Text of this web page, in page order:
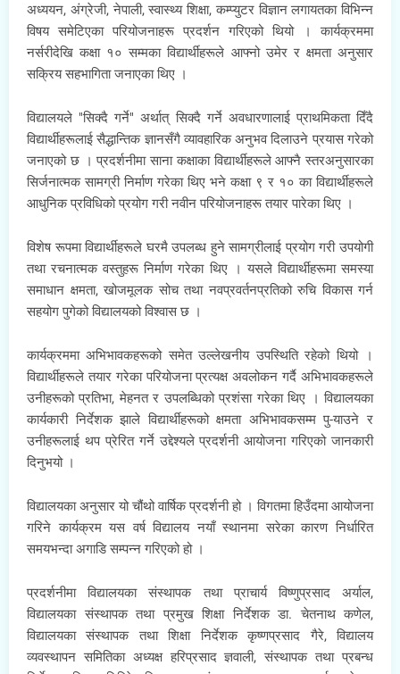
अध्ययन, अंग्रेजी, नेपाली, स्वास्थ्य शिक्षा, कम्प्युटर विज्ञान लगायतका विभिन्न
विषय समेटिएका परियोजनाहरू प्रदर्शन गरिएको थियो । कार्यक्रममा
नर्सरीदेखि कक्षा १० सम्मका विद्यार्थीहरूले आफ्नो उमेर र क्षमता अनुसार
सक्रिय सहभागिता जनाएका थिए ।
विद्यालयले "सिक्दै गर्ने" अर्थात् सिक्दै गर्ने अवधारणालाई प्राथमिकता दिँदै
विद्यार्थीहरूलाई सैद्धान्तिक ज्ञानसँगै व्यावहारिक अनुभव दिलाउने प्रयास गरेको
जनाएको छ । प्रदर्शनीमा साना कक्षाका विद्यार्थीहरूले आफ्नै स्तरअनुसारका
सिर्जनात्मक सामग्री निर्माण गरेका थिए भने कक्षा ९ र १० का विद्यार्थीहरूले
आधुनिक प्रविधिको प्रयोग गरी नवीन परियोजनाहरू तयार पारेका थिए ।
विशेष रूपमा विद्यार्थीहरूले घरमै उपलब्ध हुने सामग्रीलाई प्रयोग गरी उपयोगी
तथा रचनात्मक वस्तुहरू निर्माण गरेका थिए । यसले विद्यार्थीहरूमा समस्या
समाधान क्षमता, खोजमूलक सोच तथा नवप्रवर्तनप्रतिको रुचि विकास गर्न
सहयोग पुगेको विद्यालयको विश्वास छ ।
कार्यक्रममा अभिभावकहरूको समेत उल्लेखनीय उपस्थिति रहेको थियो ।
विद्यार्थीहरूले तयार गरेका परियोजना प्रत्यक्ष अवलोकन गर्दै अभिभावकहरूले
उनीहरूको प्रतिभा, मेहनत र उपलब्धिको प्रशंसा गरेका थिए । विद्यालयका
कार्यकारी निर्देशक झाले विद्यार्थीहरूको क्षमता अभिभावकसम्म पु-याउने र
उनीहरूलाई थप प्रेरित गर्ने उद्देश्यले प्रदर्शनी आयोजना गरिएको जानकारी
दिनुभयो ।
विद्यालयका अनुसार यो चौंथो वार्षिक प्रदर्शनी हो । विगतमा हिउँदमा आयोजना
गरिने कार्यक्रम यस वर्ष विद्यालय नयाँ स्थानमा सरेका कारण निर्धारित
समयभन्दा अगाडि सम्पन्न गरिएको हो ।
प्रदर्शनीमा विद्यालयका संस्थापक तथा प्राचार्य विष्णुप्रसाद अर्याल,
विद्यालयका संस्थापक तथा प्रमुख शिक्षा निर्देशक डा. चेतनाथ कणेल,
विद्यालयका संस्थापक तथा शिक्षा निर्देशक कृष्णप्रसाद गैरे, विद्यालय
व्यवस्थापन समितिका अध्यक्ष हरिप्रसाद ज्ञवाली, संस्थापक तथा प्रबन्ध